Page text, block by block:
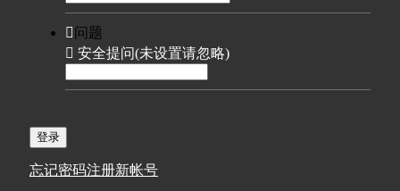
问题
 安全提问(未设置请忽略)
登录
忘记密码注册新帐号